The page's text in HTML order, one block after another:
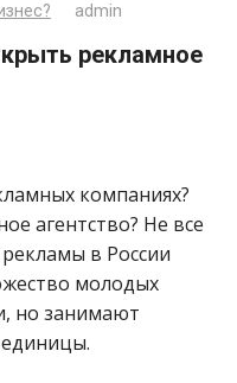
admin
рекламное
компаниях?
агентство? Не все
в России
молодых
но занимают